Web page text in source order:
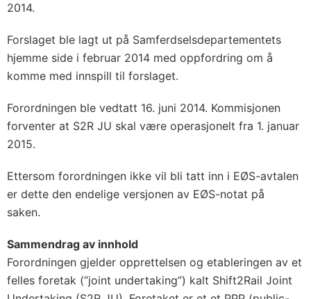
2014.
Forslaget ble lagt ut på Samferdselsdepartementets
hjemme side i februar 2014 med oppfordring om å
komme med innspill til forslaget.
Forordningen ble vedtatt 16. juni 2014. Kommisjonen
forventer at S2R JU skal være operasjonelt fra 1. januar
2015.
Ettersom forordningen ikke vil bli tatt inn i EØS-avtalen
er dette den endelige versjonen av EØS-notat på
saken.
Sammendrag av innhold
Forordningen gjelder opprettelsen og etableringen av et
felles foretak (”joint undertaking”) kalt Shift2Rail Joint